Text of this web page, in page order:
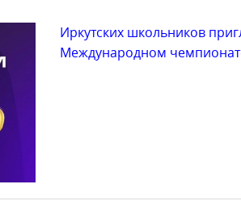
Иркутских школьников
Международном